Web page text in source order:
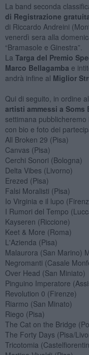
La band seconda
di Registrazione
di Riccardo Andreini
venerdì sera alla
“Bramasole e Ginestra”.
La Targa del Premio
Marco Bellagamba e
andrà infine al Miglior
Qui di seguito, in ordine
artisti ammessi a Soms
settimana
con bio e foto dei
All Broken 29 (Pisa)
Canvas (Pisa)
Cerchi Sonori (Bologna)
Delta Vibes (Livorno)
Erezed (Pisa)
Falsi Moralisti (Pisa)
Io Virginia e il lupo
I Rumori del Tempo
Kayseren (Riccione)
Keet & More (Roma)
L'Azienda (Pisa)
Malaurora (San Marino)
Negromanti (Casale
Over Head (San Miniato)
Pinguino Imperatore
Revolution 0 (Firenze)
Riarmo (San Minato)
Riego (Pisa)
The Cat on the Bridge
The Forty Days (Pisa/
Tricotomia